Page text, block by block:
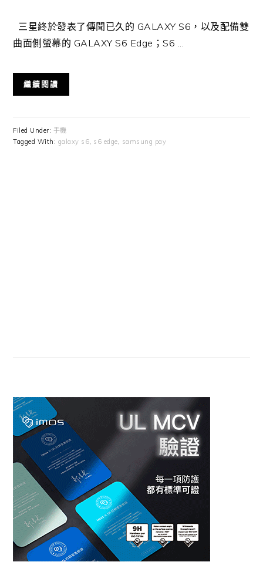
三星終於發表了傳聞已久的 GALAXY S6，以及配備雙
曲面側螢幕的 GALAXY S6 Edge；S6 ...
繼續閱讀
Filed Under: 手機
Tagged With: galaxy s6, s6 edge, samsung pay